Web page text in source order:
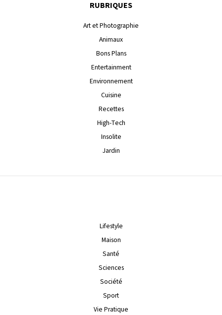
RUBRIQUES
Art et Photographie
Animaux
Bons Plans
Entertainment
Environnement
Cuisine
Recettes
High-Tech
Insolite
Jardin
Lifestyle
Maison
Santé
Sciences
Société
Sport
Vie Pratique